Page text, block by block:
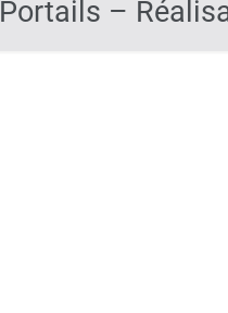
Portails –